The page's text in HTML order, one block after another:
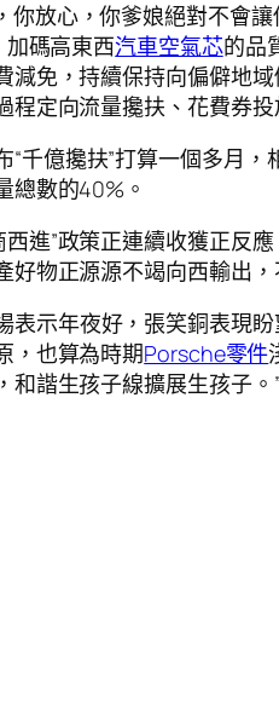
你放心，你爹娘絕對不會讓
加碼高東西汽車空氣芯的品
減免，持續保持向偏僻地
程定向流量攙扶、花費券
“千億攙扶”打算一個多月
總數的40%。
西進”政策正連續收獲正反
物正源源不竭向西輸出
表示年夜好，張笑銅表現
，也算為時期Porsche零件
諧生孩子線擴展生孩子。”